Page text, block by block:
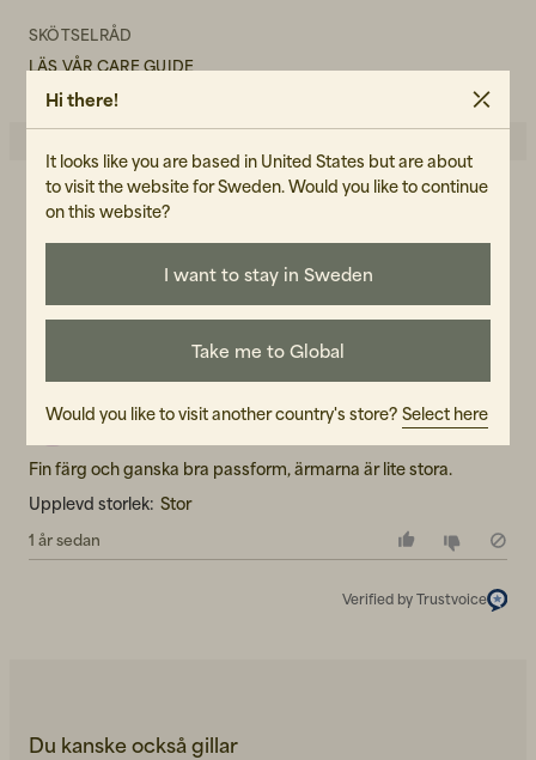
SKÖTSELRÅD
LÄS VÅR CARE GUIDE
4.0
2
1 ☆
P
Peder
Fin färg och ganska bra passform, ärmarna är lite stora.
Upplevd storlek: Stor
1 år sedan
Verified by Trustvoice
Du kanske också gillar
Hi there!
It looks like you are based in United States but are about
to visit the website for Sweden. Would you like to continue
on this website?
I want to stay in Sweden
Take me to Global
Would you like to visit another country's store? Select here